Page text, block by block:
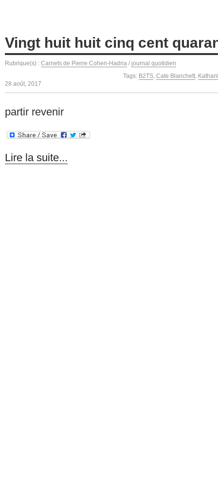
Vingt huit huit cinq cent
Rubrique(s) : Carnets de Pierre Cohen-Hadria / journal quotidien
Tags: B2TS Cate Blanchett
28 août, 2017
partir revenir
Lire la suite...